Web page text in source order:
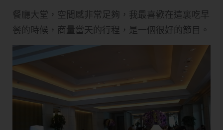
餐廳大堂，空間感非常足夠，我最喜歡在這裏吃早
餐的時候，商量當天的行程，是一個很好的節目。